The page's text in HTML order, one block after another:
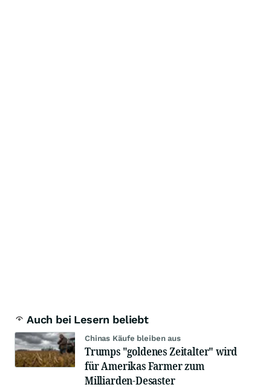
Auch bei Lesern beliebt
Chinas Käufe bleiben aus
Trumps "goldenes Zeitalter" wird
für Amerikas Farmer zum
Milliarden-Desaster